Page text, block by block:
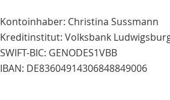
Kontoinhaber: Christina Sussmann
Kreditinstitut: Volksbank
SWIFT-BIC: GENODES1VBB
IBAN: DE83604914306848849006